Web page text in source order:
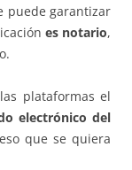
puede garantizar
es notario,
plataformas el
electrónico del
que se quiera